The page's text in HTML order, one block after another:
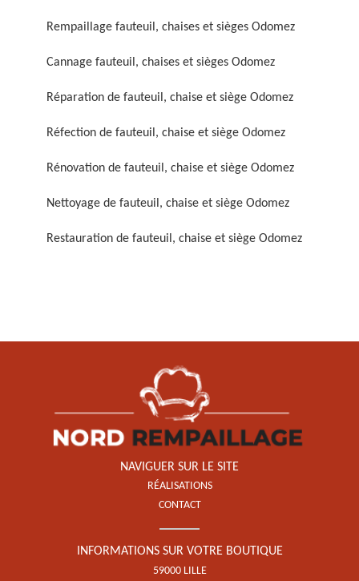
chaise et siège 59
chaise et siège 59
Restauration de fauteuil,
chaise et siège 59
Rempaillage fauteuil, chaises et sièges Odomez
Cannage fauteuil, chaises et sièges Odomez
Réparation de fauteuil, chaise et siège Odomez
Réfection de fauteuil, chaise et siège Odomez
Rénovation de fauteuil, chaise et siège Odomez
Nettoyage de fauteuil, chaise et siège Odomez
Restauration de fauteuil, chaise et siège Odomez
NAVIGUER SUR LE SITE
RÉALISATIONS
CONTACT
INFORMATIONS SUR VOTRE BOUTIQUE
59000 LILLE